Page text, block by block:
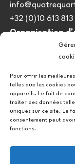
Pour offrir les
telles que les cookies
appareils. Le fait de
traiter des données
uniques sur ce site. Le
consentement peut
fonctions.
+32 (0)10 613 813
Organisation
Politique de